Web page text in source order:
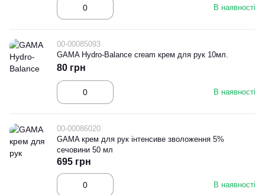
В наявності
00-00085093
GAMA Hydro-Balance cream крем для рук 10мл.
В наявності
80 грн
00-00086020
GAMA крем для рук інтенсиве зволоження 5%
сечовини 50 мл
В наявності
695 грн